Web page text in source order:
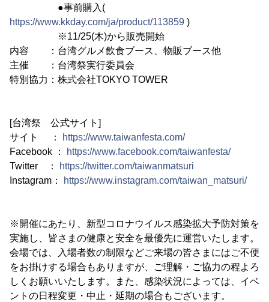
●事前購入(
https://www.kkday.com/ja/product/113859 )
※11/25(木)から販売開始
内容 ：台湾グルメ飲食ブース、物販ブース他
主催 ：台湾祭実行委員会
特別協力：株式会社TOKYO TOWER
[台湾祭 公式サイト]
サイト ：
https://www.taiwanfesta.com/
Facebook ：
https://www.facebook.com/taiwanfesta/
Twitter ：
https://twitter.com/taiwanmatsuri
Instagram：
https://www.instagram.com/taiwan_matsuri/
※開催にあたり、新型コロナウイルス感染拡大予防対策を
実施し、皆さまの健康と安全を最優先に運営いたします。
会場では、入場者数の制限などご来場の皆さまにはご不便
をお掛けする場合もありますが、ご理解・ご協力の程よろ
しくお願いいたします。また、感染状況によっては、イベ
ントの日程変更・中止・延期の場合もございます。